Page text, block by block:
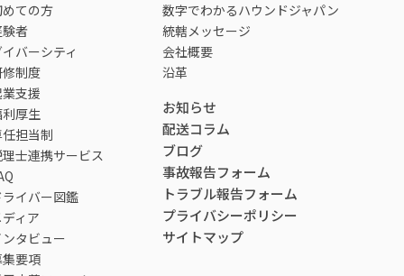
ての方
者
バーシティ
制度
支援
厚生
担当制
士連携サービス
イバー図鑑
ィア
タビュー
要項
数字でわかるハウンドジャパン
統轄メッセージ
会社概要
沿革
お知らせ
配送コラム
ブログ
事故報告フォーム
トラブル報告フォーム
プライバシーポリシー
サイトマップ